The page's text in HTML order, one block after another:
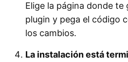
Elige la página donde te
plugin y pega el código
los cambios.
La instalación está